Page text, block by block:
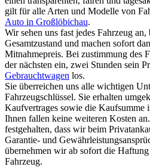
gilt für alle Arten und Modelle von
Auto in Großlöbichau.
Wir sehen uns fast jedes Fahrzeug
Gesamtzustand und machen sofort
Mitnahmepreis. Bei zustimmung des
der nächsten ein, zwei Stunden sein
Gebrauchtwagen los.
Sie überreichen uns alle wichtigen
Fahrzeugschlüssel. Sie erhalten
Kaufvertrages sowie die Kaufsumme
Ihnen fallen keine weiteren Kosten
festgehalten, dass wir beim
Garantie- und
übernehmen wir ab sofort die
Fahrzeug.